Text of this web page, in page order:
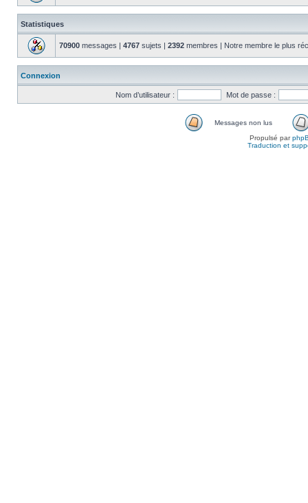
Statistiques
70900 messages | 4767 sujets | 2392 membres | Notre membre le plus
Connexion
Nom d’utilisateur : Mot de passe :
Messages non lus
Propulsé par
Traduction et